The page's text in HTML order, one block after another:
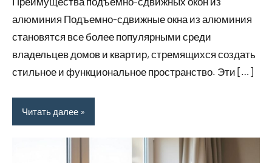
алюминия Подъемно-сдвижные окна из алюминия
становятся все более популярными среди
владельцев домов и квартир, стремящихся создать
стильное и функциональное пространство. Эти […]
Читать далее